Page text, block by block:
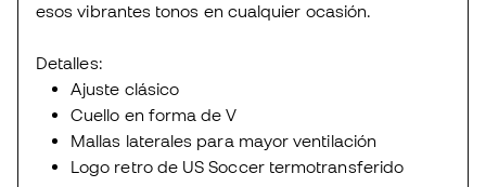
esos vibrantes tonos en cualquier ocasión.
Detalles:
Ajuste clásico
Cuello en forma de V
Mallas laterales para mayor ventilación
Logo retro de US Soccer termotransferido